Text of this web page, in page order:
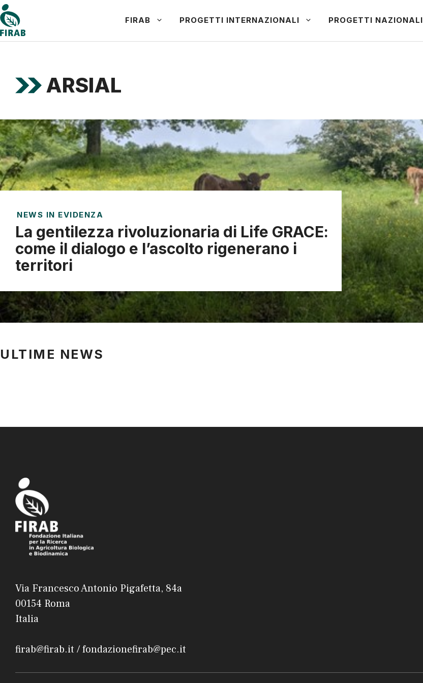
Vai
al
contenuto
FIRAB PROGETTI INTERNAZIONALI PROGETTI NAZIONALI
ARSIAL
NEWS IN EVIDENZA
La gentilezza rivoluzionaria di Life GRACE:
come il dialogo e l’ascolto rigenerano i
territori
ULTIME NEWS
Via Francesco Antonio Pigafetta, 84a
00154 Roma
Italia
firab@firab.it / fondazionefirab@pec.it